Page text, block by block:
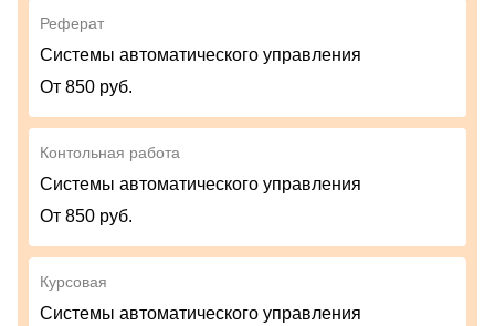
Реферат
Системы автоматического управления
От 850 руб.
Контольная работа
Системы автоматического управления
От 850 руб.
Курсовая
Системы автоматического управления